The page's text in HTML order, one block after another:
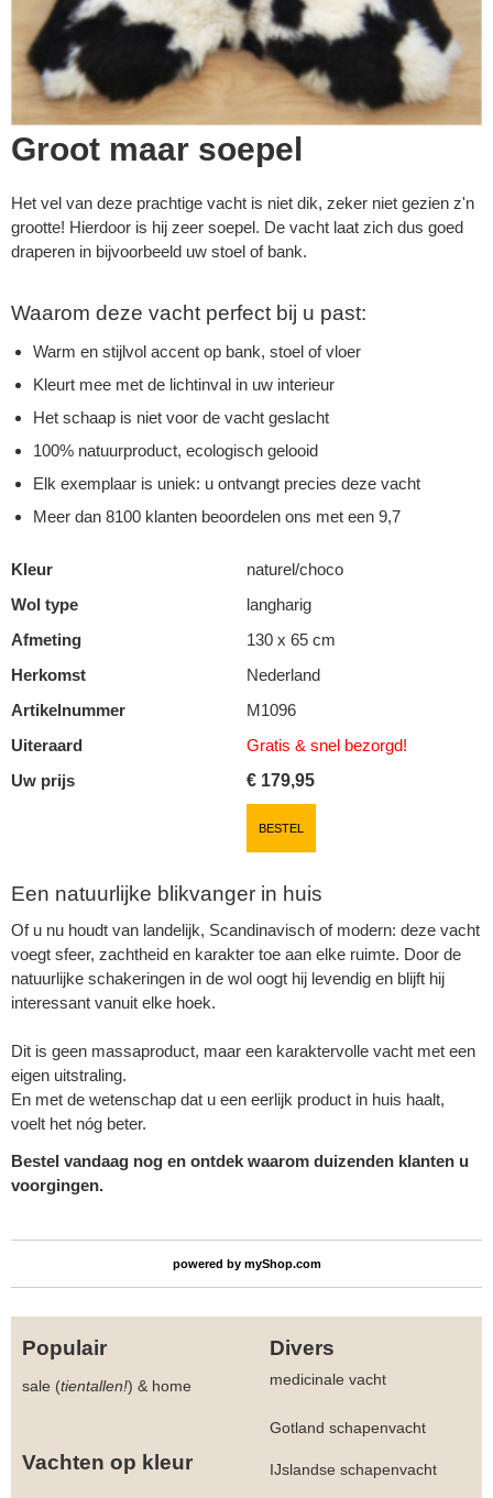
Groot maar soepel
Het vel van deze prachtige vacht is niet dik, zeker niet gezien z'n
grootte! Hierdoor is hij zeer soepel. De vacht laat zich dus goed
draperen in bijvoorbeeld uw stoel of bank.
Waarom deze vacht perfect bij u past:
Warm en stijlvol accent op bank, stoel of vloer
Kleurt mee met de lichtinval in uw interieur
Het schaap is niet voor de vacht geslacht
100% natuurproduct, ecologisch gelooid
Elk exemplaar is uniek: u ontvangt precies deze vacht
Meer dan 8100 klanten beoordelen ons met een 9,7
Kleur
naturel/choco
Wol type
langharig
Afmeting
130 x 65 cm
Herkomst
Nederland
Artikelnummer
M1096
Uiteraard
Gratis & snel bezorgd!
Uw prijs
€ 179,95
BESTEL
Een natuurlijke blikvanger in huis
Of u nu houdt van landelijk, Scandinavisch of modern: deze vacht
voegt sfeer, zachtheid en karakter toe aan elke ruimte. Door de
natuurlijke schakeringen in de wol oogt hij levendig en blijft hij
interessant vanuit elke hoek.
Dit is geen massaproduct, maar een karaktervolle vacht met een
eigen uitstraling.
En met de wetenschap dat u een eerlijk product in huis haalt,
voelt het nóg beter.
Bestel vandaag nog en ontdek waarom duizenden klanten u
voorgingen.
powered by myShop.com
Populair Divers
sale (tientallen!) & home medicinale vacht
Gotland schapenvacht
Vachten op kleur IJslandse schapenvacht